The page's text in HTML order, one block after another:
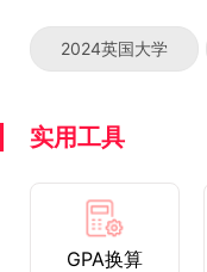
2024英国大学
实用工具
GPA换算